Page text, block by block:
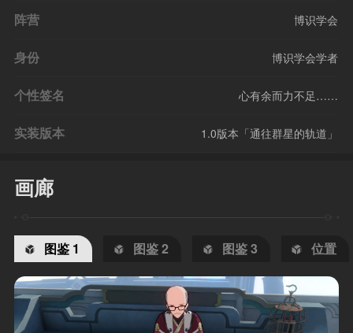
阵营 博识学会
身份 博识学会学者
个性签名 心有余而力不足……
实装版本 1.0版本「通往群星的轨道」
画廊
图鉴 1 图鉴 2 图鉴 3 位置